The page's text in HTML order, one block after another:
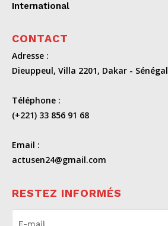
International
CONTACT
Adresse :
Dieuppeul, Villa 2201, Dakar - Sénégal
Téléphone :
(+221) 33 856 91 68
Email :
actusen24@gmail.com
RESTEZ INFORMÉS